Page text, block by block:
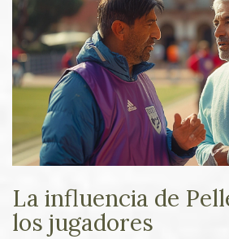
La influencia de
los jugadores